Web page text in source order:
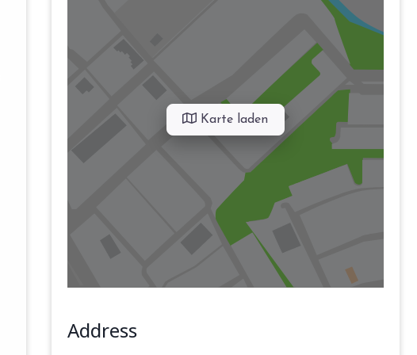
Karte laden
Address